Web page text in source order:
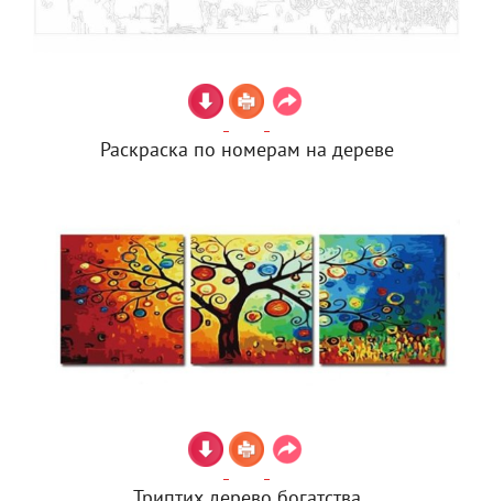
Раскраска по номерам на дереве